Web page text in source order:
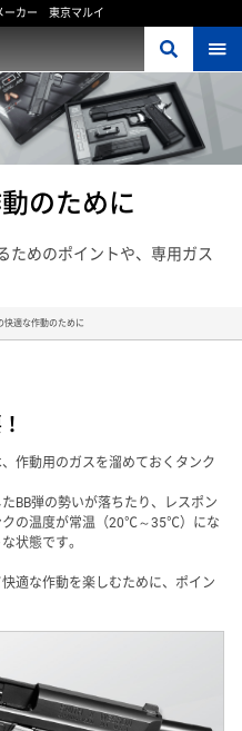
ーカー 東京マルイ
のために
ためのポイントや、専用ガス
快適な作動のために
作動用のガスを溜めておくタンク
BB弾の勢いが落ちたり、レスポン
クの温度が常温（20℃～35℃）にな
状態です。
適な作動を楽しむために、ポイン